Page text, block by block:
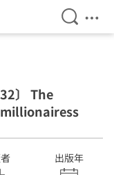
検索を
メ
〕 The
出版年